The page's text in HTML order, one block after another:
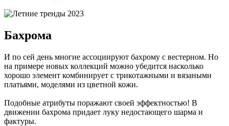
Бахрома
И по сей день многие ассоциируют бахрому с вестерном. Но
на примере новых коллекций можно убедится насколько
хорошо элемент комбинирует с трикотажными и вязаными
платьями, моделями из цветной кожи.
Подобные атрибуты поражают своей эффектностью! В
движении бахрома придает луку недостающего шарма и
фактуры.